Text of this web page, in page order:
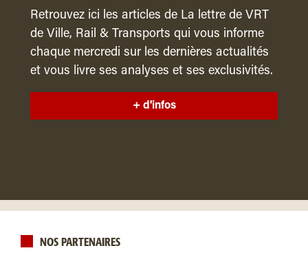
Retrouvez ici les articles de La lettre de VRT
de Ville, Rail & Transports qui vous informe
chaque mercredi sur les dernières actualités
et vous livre ses analyses et ses exclusivités.
+ d'infos
NOS PARTENAIRES